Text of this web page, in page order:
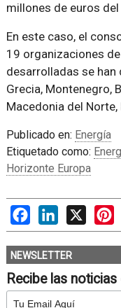
millones de euros
En este caso, el
19 organizaciones
desarrolladas se han
Grecia, Montenegro,
Macedonia del Norte,
Publicado en: Energía
Etiquetado como:
Horizonte Europa
FacebookLinkedIn
NEWSLETTER
Recibe las